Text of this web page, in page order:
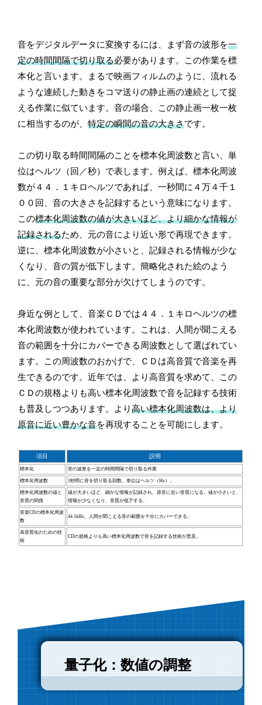
音をデジタルデータに変換するには、まず音の波形を一
定の時間間隔で切り取る必要があります。この作業を標
本化と言います。まるで映画フィルムのように、流れる
ような連続した動きをコマ送りの静止画の連続として捉
える作業に似ています。音の場合、この静止画一枚一枚
に相当するのが、特定の瞬間の音の大きさです。
この切り取る時間間隔のことを標本化周波数と言い、単
位はヘルツ（回／秒）で表します。例えば、標本化周波
数が４４．１キロヘルツであれば、一秒間に４万４千１
００回、音の大きさを記録するという意味になります。
この標本化周波数の値が大きいほど、より細かな情報が
記録されるため、元の音により近い形で再現できます。
逆に、標本化周波数が小さいと、記録される情報が少な
くなり、音の質が低下します。簡略化された絵のよう
に、元の音の重要な部分が欠けてしまうのです。
身近な例として、音楽ＣＤでは４４．１キロヘルツの標
本化周波数が使われています。これは、人間が聞こえる
音の範囲を十分にカバーできる周波数として選ばれてい
ます。この周波数のおかげで、ＣＤは高音質で音楽を再
生できるのです。近年では、より高音質を求めて、この
ＣＤの規格よりも高い標本化周波数で音を記録する技術
も普及しつつあります。より高い標本化周波数は、より
原音に近い豊かな音を再現することを可能にします。
項目 説明
標本化 音の波形を一定の時間間隔で切り取る作業
標本化周波数 1秒間に音を切り取る回数。単位はヘルツ（Hz）。
標本化周波数の値と
音質の関係
値が大きいほど、細かな情報が記録され、原音に近い音質になる。値が小さいと、
情報が少なくなり、音質が低下する。
音楽CDの標本化周波
数
44.1kHz。人間が聞こえる音の範囲を十分にカバーできる。
高音質化のための技
術
CDの規格よりも高い標本化周波数で音を記録する技術が普及。
量子化：数値の調整